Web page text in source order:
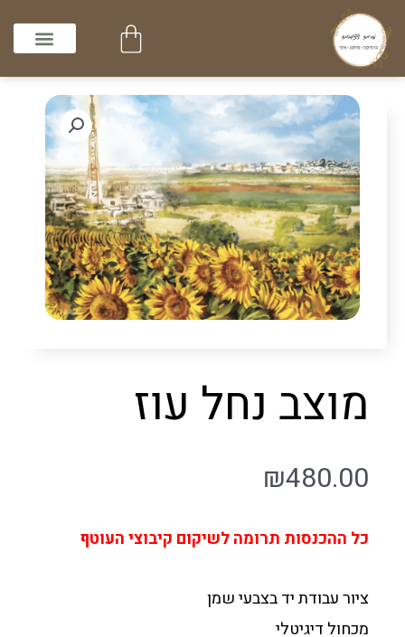
לתוכן
עגלת
קניות
מוצב נחל עוז
₪480.00
כל ההכנסות תרומה לשיקום קיבוצי העוטף
ציור עבודת יד בצבעי שמן
מכחול דיגיטלי